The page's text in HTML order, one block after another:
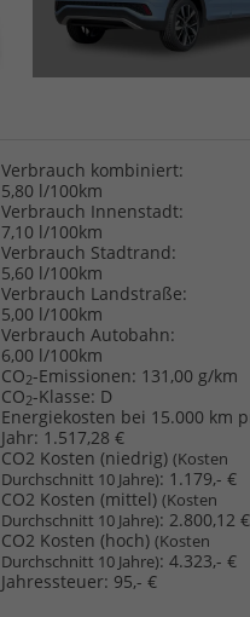
Verbrauch kombiniert:
5,80 l/100km
Verbrauch Innenstadt:
7,10 l/100km
Verbrauch Stadtrand:
5,60 l/100km
Verbrauch Landstraße:
5,00 l/100km
Verbrauch Autobahn:
6,00 l/100km
CO2-Emissionen: 131,00 g/km
CO2-Klasse: D
Energiekosten bei 15.000 km
Jahr: 1.517,28 €
CO2 Kosten (niedrig) (Kosten
Durchschnitt 10 Jahre): 1.179,- €
CO2 Kosten (mittel) (Kosten
Durchschnitt 10 Jahre): 2.800,12 €
CO2 Kosten (hoch) (Kosten
Durchschnitt 10 Jahre): 4.323,- €
Jahressteuer: 95,- €